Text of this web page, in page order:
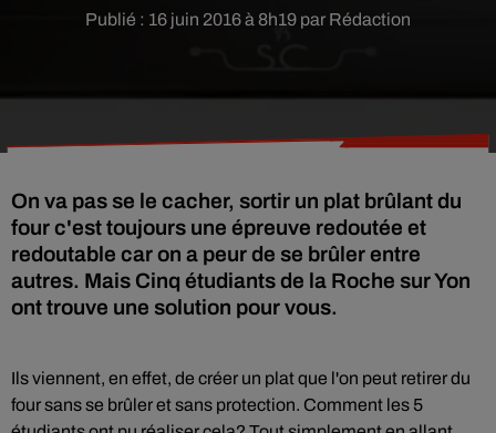
Publié : 16 juin 2016 à 8h19 par Rédaction
On va pas se le cacher, sortir un plat brûlant du
four c'est toujours une épreuve redoutée et
redoutable car on a peur de se brûler entre
autres. Mais Cinq étudiants de la Roche sur Yon
ont trouve une solution pour vous.
Ils viennent, en effet, de créer un plat que l'on peut retirer du
four sans se brûler et sans protection. Comment les 5